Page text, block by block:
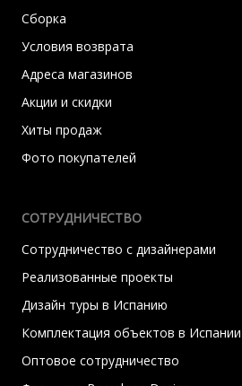
Сборка
Условия возврата
Адреса магазинов
Акции и скидки
Хиты продаж
Фото покупателей
СОТРУДНИЧЕСТВО
Сотрудничество с дизайнерами
Реализованные проекты
Дизайн туры в Испанию
Комплектация объектов в Испании
Оптовое сотрудничество